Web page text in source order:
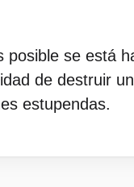
posible se está
de destruir
estupendas.